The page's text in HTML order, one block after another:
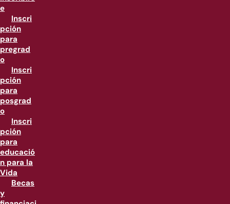
e
Inscri
pción
para
pregrad
o
Inscri
pción
para
posgrad
o
Inscri
pción
para
educació
n para la
Vida
Becas
y